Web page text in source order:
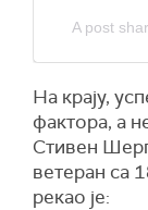
A post
На крају,
фактора, а
Стивен
ветеран са
рекао је: